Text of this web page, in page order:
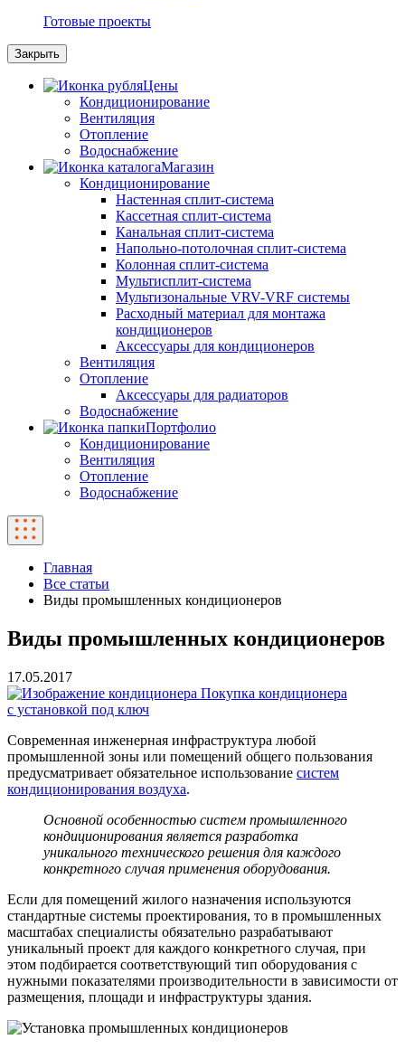
Готовые проекты
Закрыть
Цены
Кондиционирование
Вентиляция
Отопление
Водоснабжение
Магазин
Кондиционирование
Настенная сплит-система
Кассетная сплит-система
Канальная сплит-система
Напольно-потолочная сплит-система
Колонная сплит-система
Мультисплит-система
Мультизональные VRV-VRF системы
Расходный материал для монтажа
кондиционеров
Аксессуары для кондиционеров
Вентиляция
Отопление
Аксессуары для радиаторов
Водоснабжение
Портфолио
Кондиционирование
Вентиляция
Отопление
Водоснабжение
Главная
Все статьи
Виды промышленных кондиционеров
Виды промышленных кондиционеров
17.05.2017
Покупка кондиционера
с установкой под ключ
Современная инженерная инфраструктура любой
промышленной зоны или помещений общего пользования
предусматривает обязательное использование систем
кондиционирования воздуха.
Основной особенностью систем промышленного
кондиционирования является разработка
уникального технического решения для каждого
конкретного случая применения оборудования.
Если для помещений жилого назначения используются
стандартные системы проектирования, то в промышленных
масштабах специалисты обязательно разрабатывают
уникальный проект для каждого конкретного случая, при
этом подбирается соответствующий тип оборудования с
нужными показателями производительности в зависимости от
размещения, площади и инфраструктуры здания.